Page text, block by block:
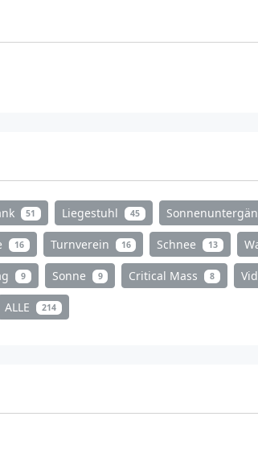
51 Liegestuhl 45
16 Turnverein 16 Schnee 13
9 Sonne 9 Critical Mass 8
ALLE 214